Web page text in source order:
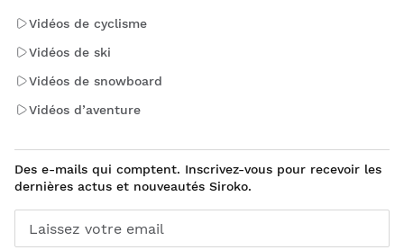
Vidéos de cyclisme
Vidéos de ski
Vidéos de snowboard
Vidéos d’aventure
Des e-mails qui comptent. Inscrivez-vous pour recevoir les
dernières actus et nouveautés Siroko.
Laissez votre email